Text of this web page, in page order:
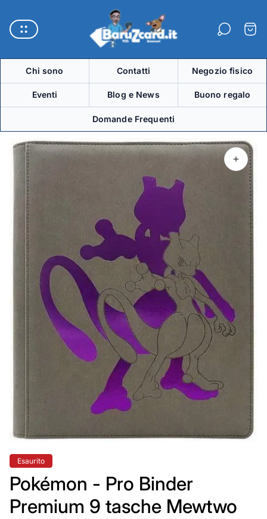
del
negozio"
Chi sono Contatti Negozio fisico
Eventi Blog e News Buono regalo
Domande Frequenti
Etichetta
del
prodotto:
Esaurito
Pokémon - Pro Binder
Premium 9 tasche Mewtwo